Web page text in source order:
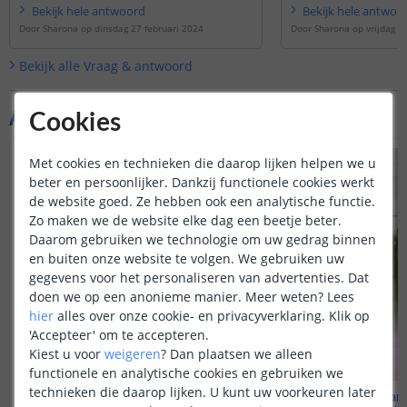
Aanvullende producten
Inbouw grondspot - GU10
Zilveren
vaak alsnog wel te koppelen is omdat
het product lijkt op een ander
alsnog niet, dan kan bij Zigbee2MQTT
een aanvraag worden ingediend om
Bekijk hele antwoord
Door Sharona op dinsdag 27 februari 2024
Bekijk hele
Door Sharona op vrijdag
Bekijk alle Vraag & antwoord
Cookies
Met cookies en technieken die daarop lijken helpen we u
beter en persoonlijker. Dankzij functionele cookies werkt
de website goed. Ze hebben ook een analytische functie.
Zo maken we de website elke dag een beetje beter.
Daarom gebruiken we technologie om uw gedrag binnen
en buiten onze website te volgen. We gebruiken uw
gegevens voor het personaliseren van advertenties. Dat
doen we op een anonieme manier. Meer weten? Lees
hier alles over onze cookie- en privacyverklaring. Klik op
'Accepteer' om te accepteren.
Kiest u voor weigeren? Dan plaatsen we alleen
functionele en analytische cookies en gebruiken we
technieken die daarop lijken. U kunt uw voorkeuren later